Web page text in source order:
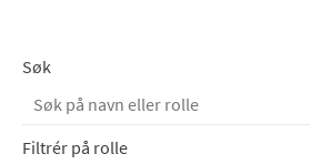
Søk
Filtrér på rolle